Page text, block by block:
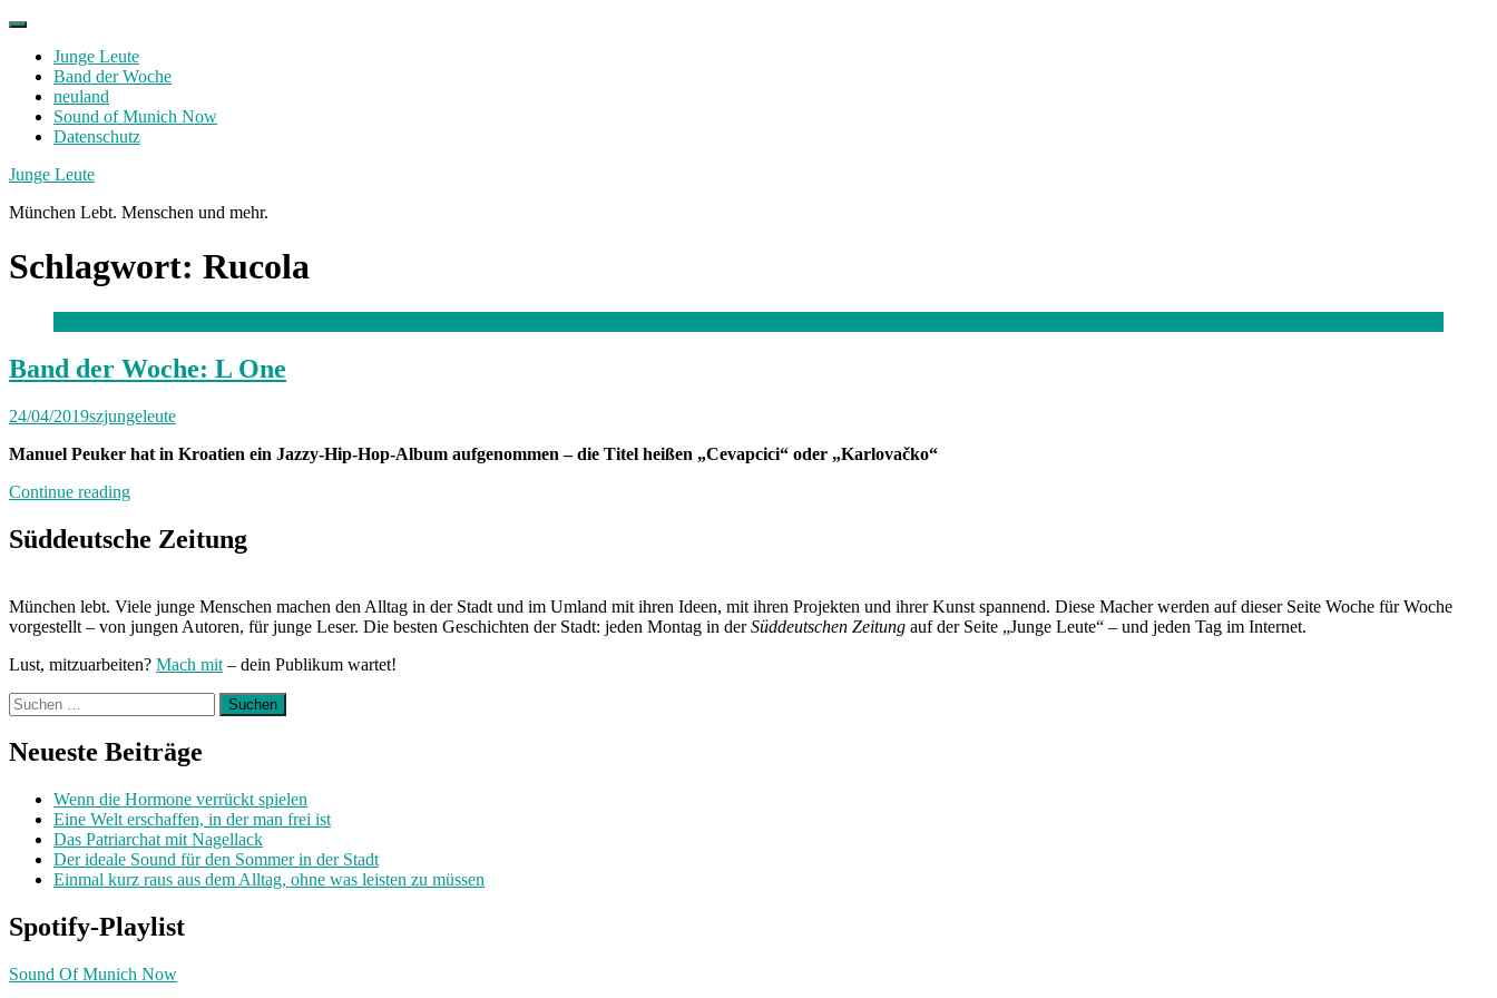
Skip
contentJunge Leute
Band der Woche
neuland
Sound of Munich Now
Datenschutz
Facebook
Twitter
Instagram
Junge Leute
München Lebt. Menschen und mehr.
Schlagwort: Rucola
Band der Woche: L One
24/04/2019szjungeleute
Manuel Peuker hat in Kroatien ein Jazzy-Hip-Hop-Album aufgenommen – die Titel heißen „Cevapcici“ oder „Karlovačko“
Continue reading„Band
Woche:
L
Süddeutsche Zeitung
München lebt. Viele junge Menschen machen den Alltag in der Stadt und im Umland mit ihren Ideen, mit ihren Projekten und ihrer Kunst spannend. Diese Macher werden auf dieser Seite Woche für Woche
vorgestellt – von jungen Autoren, für junge Leser. Die besten Geschichten der Stadt: jeden Montag in derSüddeutschen Zeitung auf der Seite „Junge Leute“ – und jeden Tag im Internet.
Lust, mitzuarbeiten? Mach mit – dein Publikum wartet!
Suchen
nach:
Neueste Beiträge
Wenn die Hormone verrückt spielen
Eine Welt erschaffen, in der man frei ist
Das Patriarchat mit Nagellack
Der ideale Sound für den Sommer in der Stadt
Einmal kurz raus aus dem Alltag, ohne was leisten zu müssen
Spotify-Playlist
Sound Of Munich Now